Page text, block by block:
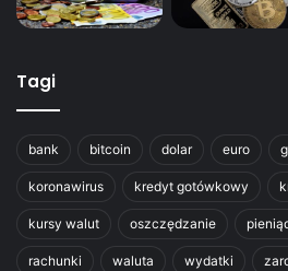
Tagi
bank bitcoin dolar euro
koronawirus kredyt gotówkowy
kursy walut oszczędzanie
rachunki waluta wydatki